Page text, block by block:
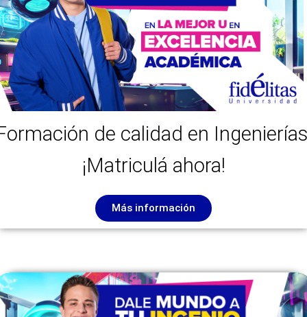
de calidad en
¡Matriculá ahora!
Más información